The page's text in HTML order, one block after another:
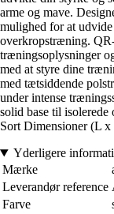
arme og mave.
mulighed for at
overkropstræning.
træningsoplysninger
med at styre dine
med tætsiddende
under intense
solid base til isolerede
Sort Dimensioner (L
Yderligere
Mærke
Leverandør reference
Farve